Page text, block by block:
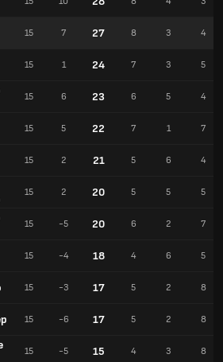
15 7 27 8 3 4
15 1 24 7 3 5
15 6 23 6 5 4
15 5 22 7 1 7
15 2 21 5 6 4
15 2 20 5 5 5
15 -5 20 6 2 7
15 -4 18 4 6 5
15 -3 17 5 2 8
15 -6 17 5 2 8
15 -5 15 4 3 8